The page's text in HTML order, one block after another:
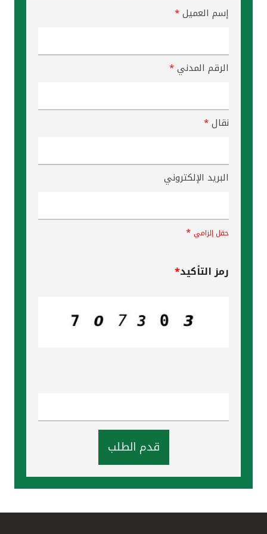
إسم العميل*
الرقم المدني*
نقال*
البريد الإلكتروني
حقل إلزامي *
رمز التأكيد*
قدم الطلب